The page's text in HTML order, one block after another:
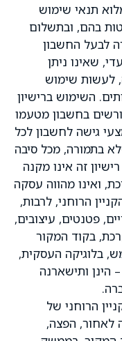
תנאי שימוש
בהם, ובתשלום
לבעל החשבון
שאינו ניתן
לעשות שימוש
השימוש ברישיון
בחשבון מטעמו
גישה לחשבון לכל
בתמורה, מכל סיבה
זה אינו מקנה
ואינו מהווה עסקה
הרוחני, לרבות,
פטנטים, עיצובים,
בקוד המקור
בלוגיקה העסקית,
הינן ותישארנה
הרוחני של
לאחור, הפצה,